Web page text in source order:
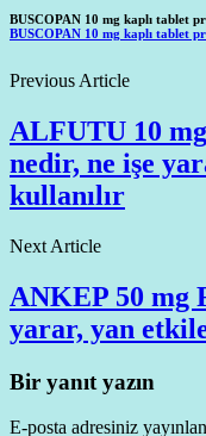
BUSCOPAN 10 mg kaplı tablet
BUSCOPAN 10 mg kaplı tablet
Previous Article
ALFUTU 10 mg
nedir, ne işe
kullanılır
Next Article
ANKEP 50 mg
yarar, yan
Bir yanıt yazın
E-posta adresiniz